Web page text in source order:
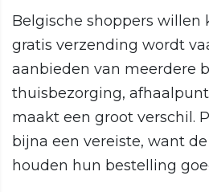
Belgische shoppers willen
gratis verzending wordt
aanbieden van meerdere
thuisbezorging,
maakt een groot verschil.
bijna een vereiste, want
houden hun bestelling